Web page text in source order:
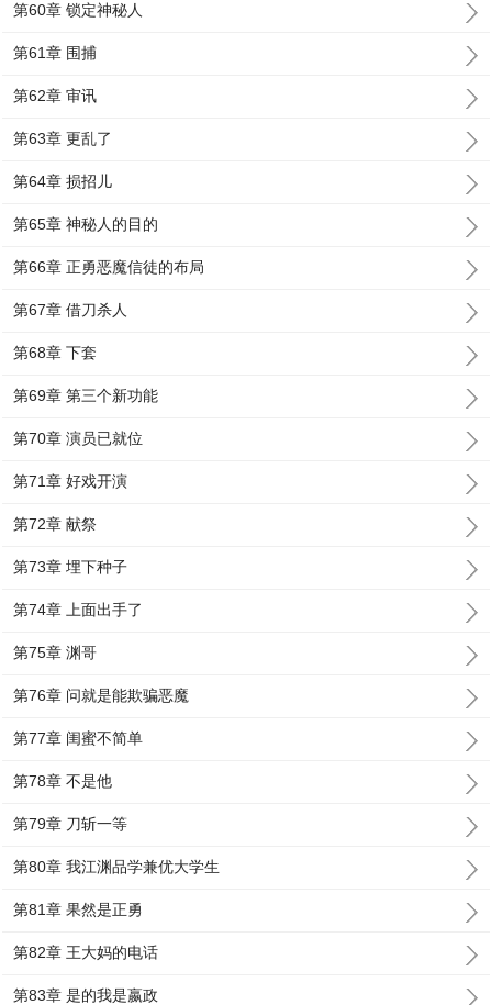
第60章 锁定神秘人
第61章 围捕
第62章 审讯
第63章 更乱了
第64章 损招儿
第65章 神秘人的目的
第66章 正勇恶魔信徒的布局
第67章 借刀杀人
第68章 下套
第69章 第三个新功能
第70章 演员已就位
第71章 好戏开演
第72章 献祭
第73章 埋下种子
第74章 上面出手了
第75章 渊哥
第76章 问就是能欺骗恶魔
第77章 闺蜜不简单
第78章 不是他
第79章 刀斩一等
第80章 我江渊品学兼优大学生
第81章 果然是正勇
第82章 王大妈的电话
第83章 是的我是嬴政